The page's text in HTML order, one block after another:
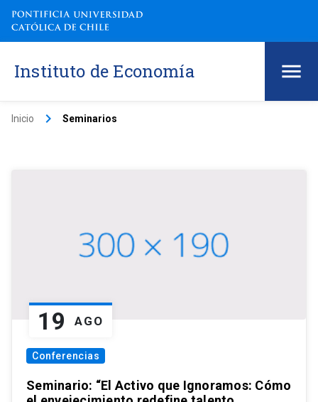
Instituto de Economía
Inicio keyboard_arrow_right Seminarios
19 AGO
Conferencias
Seminario: “El Activo que Ignoramos: Cómo